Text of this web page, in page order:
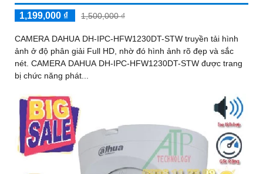
1,199,000 ₫ 1,500,000 ₫
CAMERA DAHUA DH-IPC-HFW1230DT-STW truyền tải hình
ảnh ở độ phân giải Full HD, nhờ đó hình ảnh rõ đẹp và sắc
nét. CAMERA DAHUA DH-IPC-HFW1230DT-STW được trang
bị chức năng phát...